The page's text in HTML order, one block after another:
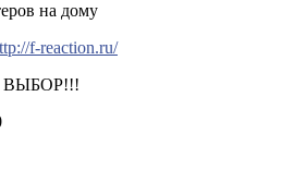
на дому
f-reaction.ru/